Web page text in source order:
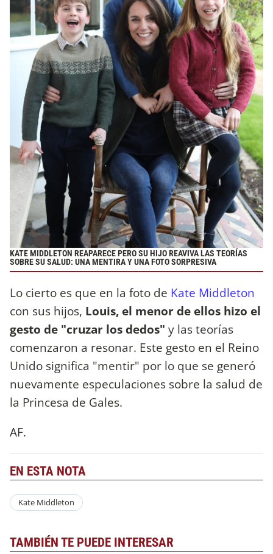
KATE MIDDLETON REAPARECE PERO SU HIJO REAVIVA LAS TEORÍAS
SOBRE SU SALUD: UNA MENTIRA Y UNA FOTO SORPRESIVA
Lo cierto es que en la foto de Kate Middleton
con sus hijos, Louis, el menor de ellos hizo el
gesto de "cruzar los dedos" y las teorías
comenzaron a resonar. Este gesto en el Reino
Unido significa "mentir" por lo que se generó
nuevamente especulaciones sobre la salud de
la Princesa de Gales.
AF.
EN ESTA NOTA
Kate Middleton
TAMBIÉN TE PUEDE INTERESAR